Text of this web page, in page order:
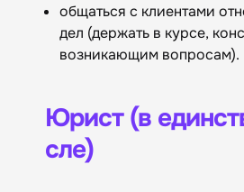
общаться с клиентами
дел (держать в курсе,
возникающим вопросам).
Юрист (в
сле)